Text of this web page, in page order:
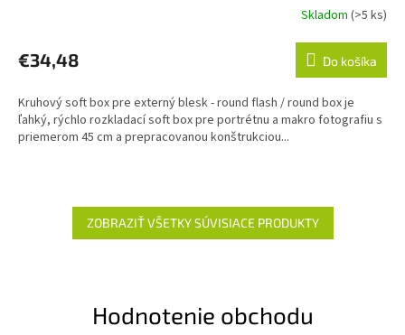
Skladom (>5 ks)
€34,48 Do košíka
Kruhový soft box pre externý blesk - round flash / round box je
ľahký, rýchlo rozkladací soft box pre portrétnu a makro fotografiu s
priemerom 45 cm a prepracovanou konštrukciou...
ZOBRAZIŤ VŠETKY SÚVISIACE PRODUKTY
Hodnotenie obchodu